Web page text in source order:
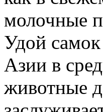
молочные
Удой
Азии в
животные